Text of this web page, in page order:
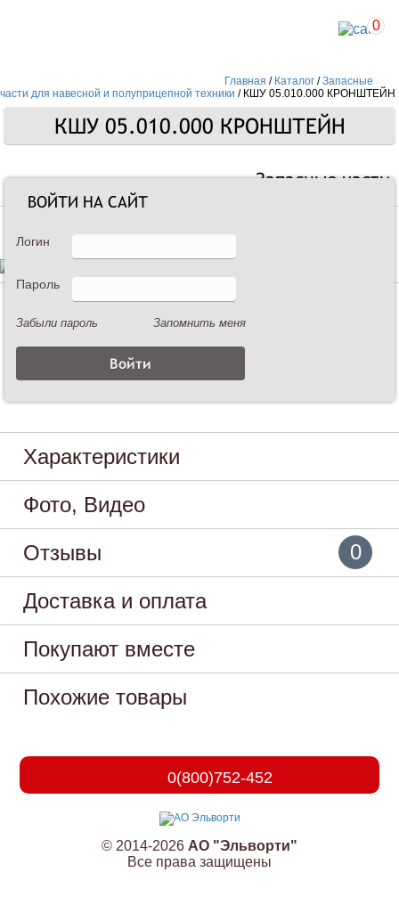
0
Главная / Каталог /Запасные
части для навесной и полуприцепной техники / КШУ 05.010.000 КРОНШТЕЙН
КШУ 05.010.000 КРОНШТЕЙН
Запасные части
Описание
КШУ 05.010.000 КРОНШТЕЙН
Характеристики
Фото, Видео
Отзывы
0
Доставка и оплата
Покупают вместе
Похожие товары
0(800)752-452
© 2014-2026 АО "Эльворти"
Все права защищены
ВОЙТИ НА САЙТ
Логин
Пароль
Забыли пароль Запомнить меня